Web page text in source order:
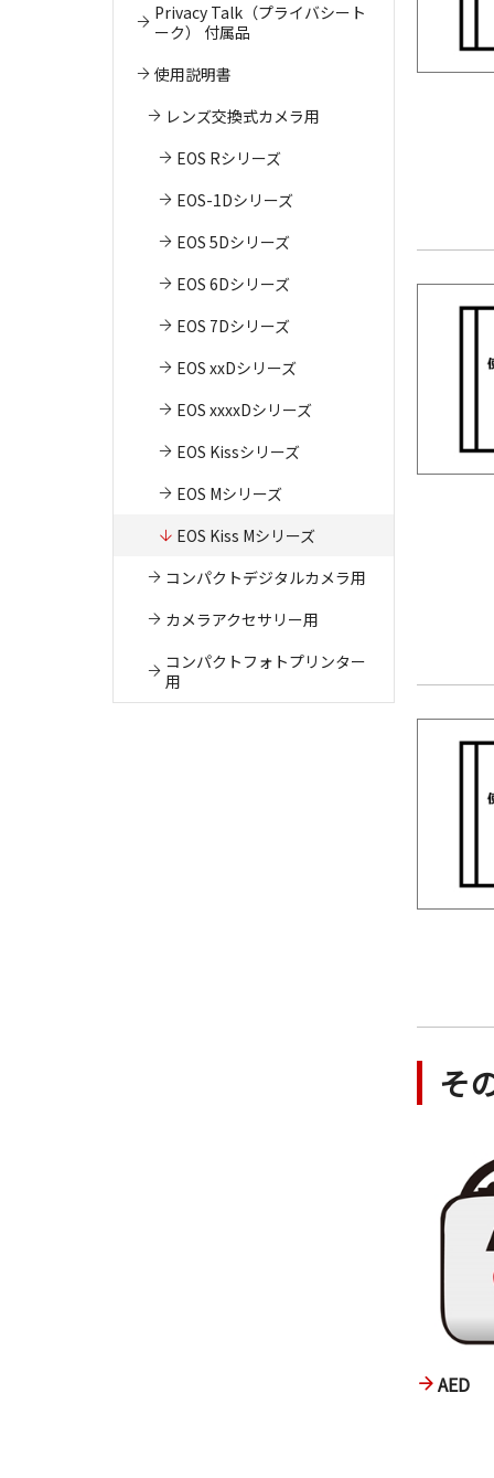
Privacy Talk（プライバシート
ーク） 付属品
使用説明書
レンズ交換式カメラ用
EOS Rシリーズ
EOS-1Dシリーズ
EOS 5Dシリーズ
EOS 6Dシリーズ
EOS 7Dシリーズ
EOS xxDシリーズ
EOS xxxxDシリーズ
EOS Kissシリーズ
EOS Mシリーズ
EOS Kiss Mシリーズ
コンパクトデジタルカメラ用
カメラアクセサリー用
コンパクトフォトプリンター
用
そ
AED